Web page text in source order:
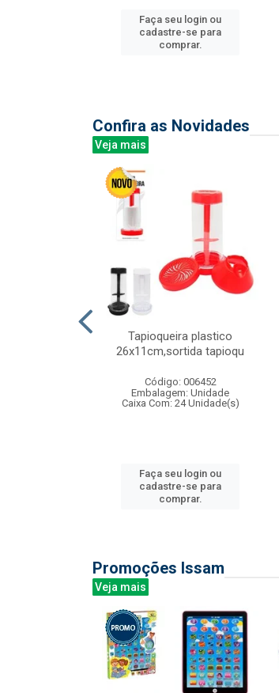
Faça seu login ou
cadastre-se para
comprar.
Confira as Novidades
Veja mais
Tapioqueira plastico
26x11cm,sortida tapioqu
Código: 006452
Embalagem: Unidade
Caixa Com: 24 Unidade(s)
Faça seu login ou
cadastre-se para
comprar.
Promoções Issam
Veja mais